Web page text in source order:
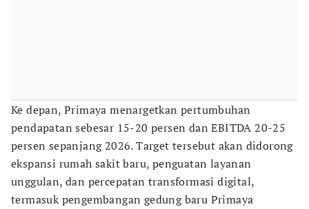
Ke depan, Primaya menargetkan pertumbuhan
pendapatan sebesar 15-20 persen dan EBITDA 20-25
persen sepanjang 2026. Target tersebut akan didorong
ekspansi rumah sakit baru, penguatan layanan
unggulan, dan percepatan transformasi digital,
termasuk pengembangan gedung baru Primaya